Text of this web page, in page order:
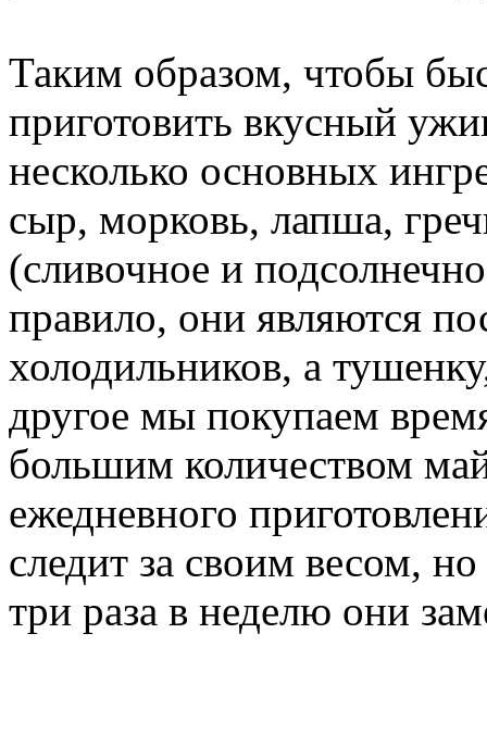
Таким образом, чтобы
приготовить вкусный
несколько основных
сыр, морковь, лапша,
(сливочное и
правило, они являются
холодильников, а
другое мы покупаем
большим количеством
ежедневного
следит за своим весом,
три раза в неделю они